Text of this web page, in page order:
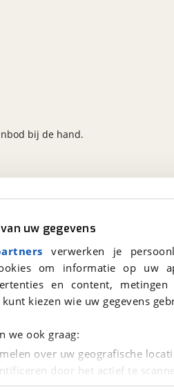
uw gegevens
verwerken je
om informatie op
en content,
kiezen wie uw gegevens
we ook graag:
over uw geografische
door het actief te
bij de hand.
en Privacyverklaring